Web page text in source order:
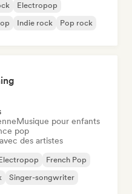
Electropop
Indie rock Pop rock
Musique pour enfants
pop
des artistes
French Pop
Singer-songwriter